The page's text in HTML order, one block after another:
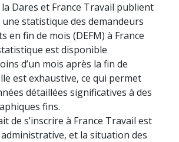
Dares et France Travail publient
statistique des demandeurs
en fin de mois (DEFM) à France
est disponible
d’un mois après la fin de
est exhaustive, ce qui permet
détaillées significatives à des
fins.
de s’inscrire à France Travail est
et la situation des